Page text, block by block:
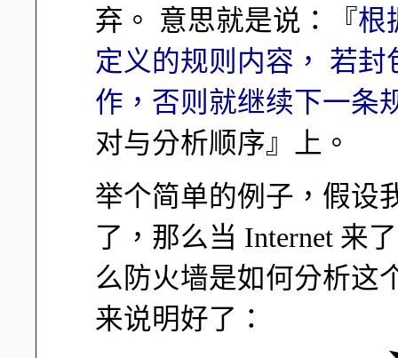
弃。 意思就是说：『根
定义的规则内容， 若
作，否则就继续下一条
对与分析顺序』上。
举个简单的例子，假设
了，那么当 Internet 来
么防火墙是如何分析这
来说明好了：